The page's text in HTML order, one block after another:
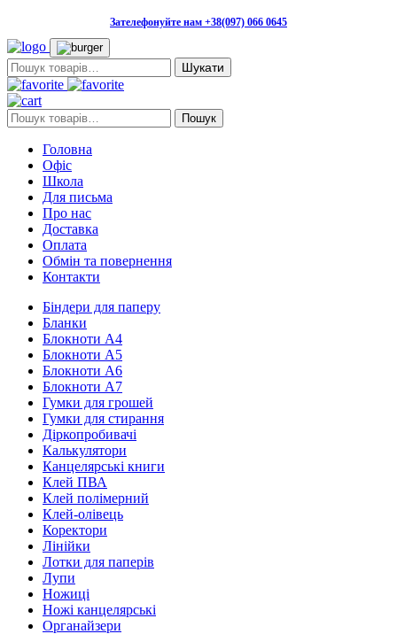
Зателефонуйте нам +38(097) 066 0645
Пошук:
Пошук: Пошук
Головна
Офіс
Школа
Для письма
Про нас
Доставка
Оплата
Обмін та повернення
Контакти
Біндери для паперу
Бланки
Блокноти А4
Блокноти А5
Блокноти А6
Блокноти А7
Гумки для грошей
Гумки для стирання
Діркопробивачі
Калькулятори
Канцелярські книги
Клей ПВА
Клей полімерний
Клей-олівець
Коректори
Лінійки
Лотки для паперів
Лупи
Ножиці
Ножі канцелярські
Органайзери